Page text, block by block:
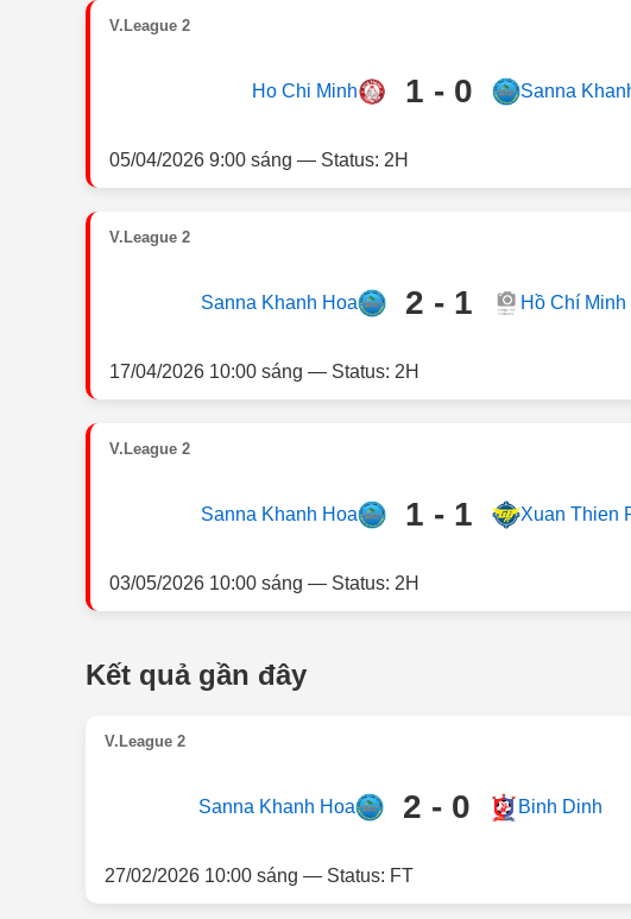
V.League 2
Ho Chi Minh 1 - 0 Sanna
05/04/2026 9:00 sáng — Status: 2H
V.League 2
Sanna Khanh Hoa 2 - 1 Hồ Chí Minh II
17/04/2026 10:00 sáng — Status: 2H
V.League 2
Sanna Khanh Hoa 1 - 1 Xuan Thien
03/05/2026 10:00 sáng — Status: 2H
Kết quả gần đây
V.League 2
Sanna Khanh Hoa 2 - 0 Binh Dinh
27/02/2026 10:00 sáng — Status: FT